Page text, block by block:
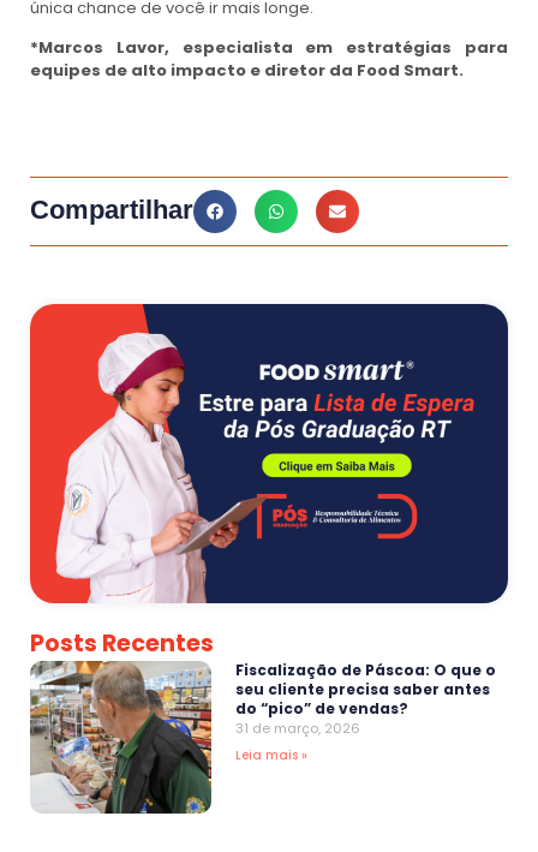
única chance de você ir mais longe.
*Marcos Lavor, especialista em estratégias para
equipes de alto impacto e diretor da Food Smart.
Compartilhar
Posts Recentes
Fiscalização de Páscoa: O que o
seu cliente precisa saber antes
do “pico” de vendas?
31 de março, 2026
Leia mais »